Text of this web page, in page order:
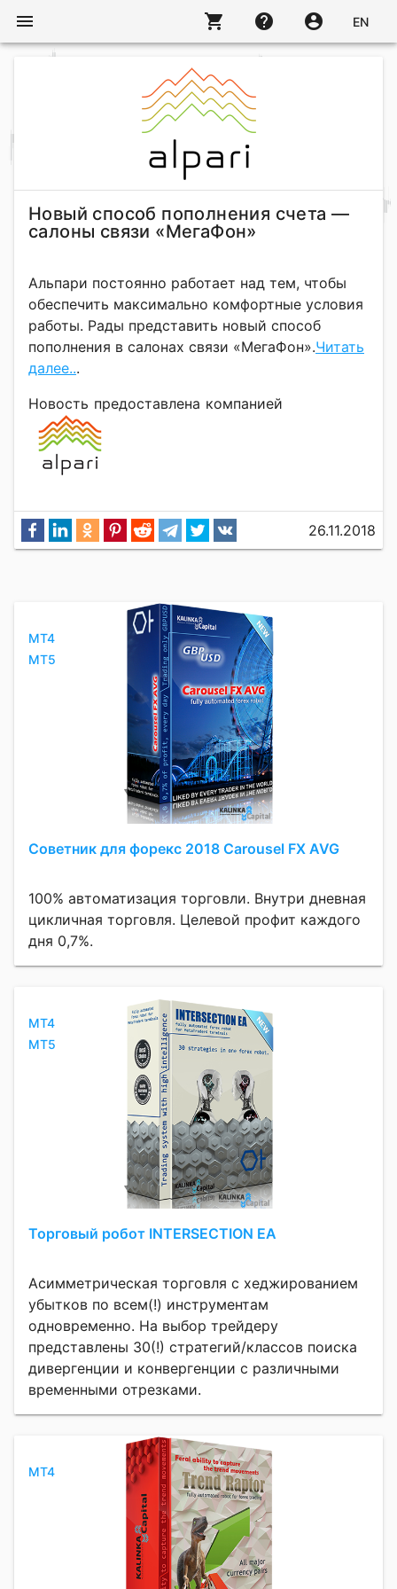
menu shopping_cart help account_circle EN
Новый способ пополнения счета —
салоны связи «МегаФон»
Альпари постоянно работает над тем, чтобы
обеспечить максимально комфортные условия
работы. Рады представить новый способ
пополнения в салонах связи «МегаФон».Читать
далее...
Новость предоставлена компанией
26.11.2018
MT4
MT5
Советник для форекс 2018 Carousel FX AVG
100% автоматизация торговли. Внутри дневная
цикличная торговля. Целевой профит каждого
дня 0,7%.
MT4
MT5
Торговый робот INTERSECTION EA
Асимметрическая торговля с хеджированием
убытков по всем(!) инструментам
одновременно. На выбор трейдеру
представлены 30(!) стратегий/классов поиска
дивергенции и конвергенции с различными
временными отрезками.
MT4